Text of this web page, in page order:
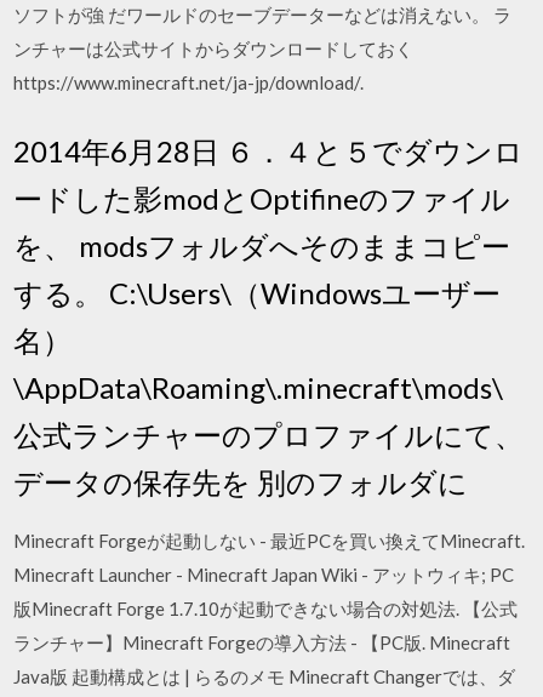
ソフトが強 だワールドのセーブデーターなどは消えない。 ラ
ンチャーは公式サイトからダウンロードしておく
https://www.minecraft.net/ja-jp/download/.
2014年6月28日 ６．４と５でダウンロ
ードした影modとOptifineのファイル
を、 modsフォルダへそのままコピー
する。 C:\Users\（Windowsユーザー
名）
\AppData\Roaming\.minecraft\mods\
公式ランチャーのプロファイルにて、
データの保存先を 別のフォルダに
Minecraft Forgeが起動しない - 最近PCを買い換えてMinecraft.
Minecraft Launcher - Minecraft Japan Wiki - アットウィキ; PC
版Minecraft Forge 1.7.10が起動できない場合の対処法. 【公式
ランチャー】Minecraft Forgeの導入方法 - 【PC版. Minecraft
Java版 起動構成とは | らるのメモ Minecraft Changerでは、ダ